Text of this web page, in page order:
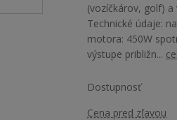
(vozíčkárov, golf)
Technické údaje:
motora: 450W
výstupe približn...
Dostupnosť
Cena pred zľavou